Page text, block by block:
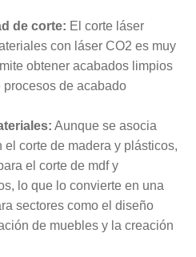
de corte: El corte láser
con láser CO2 es muy
obtener acabados limpios
de acabado
Aunque se asocia
el corte de madera y plásticos,
el corte de mdf y
lo que lo convierte en una
sectores como el diseño
de muebles y la creación